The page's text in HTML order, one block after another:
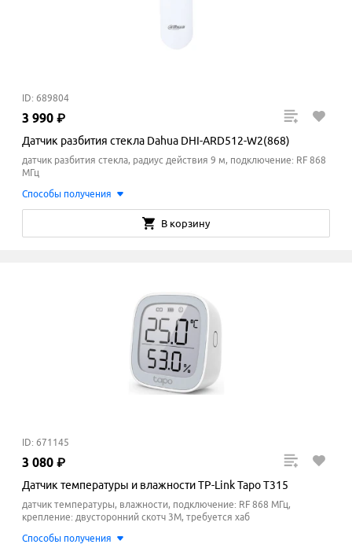
ID: 689804
3 990 ₽
Датчик разбития стекла Dahua DHI-ARD512-W2(868)
датчик разбития стекла, радиус действия 9 м, подключение: RF 868
МГц
Способы получения
В корзину
ID: 671145
3 080 ₽
Датчик температуры и влажности TP-Link Tapo T315
датчик температуры, влажности, подключение: RF 868 МГц,
крепление: двусторонний скотч 3М, требуется хаб
Способы получения